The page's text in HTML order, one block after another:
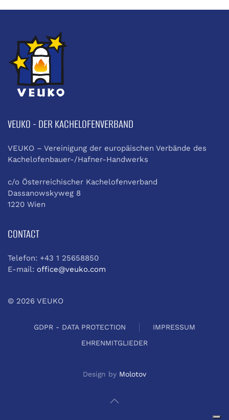
VEUKO - DER KACHELOFENVERBAND
VEUKO – Vereinigung der europäischen Verbände des
Kachelofenbauer-/Hafner-Handwerks
c/o Österreichischer Kachelofenverband
Dassanowskyweg 8
1220 Wien
CONTACT
Telefon: +43 1 25658850
E-mail: office@veuko.com
© 2026 VEUKO
GDPR - DATA PROTECTION
IMPRESSUM
EHRENMITGLIEDER
Design by Molotov